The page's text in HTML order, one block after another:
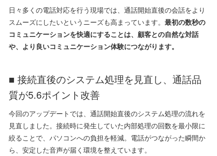
日々多くの電話対応を行う現場では、通話開始直後の会話をより
スムーズにしたいというニーズも高まっています。最初の数秒の
コミュニケーションを快適にすることは、顧客との自然な対話
や、より良いコミュニケーション体験につながります。
■ 接続直後のシステム処理を見直し、通話品
質が5.6ポイント改善
今回のアップデートでは、通話開始直後のシステム処理の流れを
見直しました。接続時に発生していた内部処理の回数を最小限に
絞ることで、パソコンへの負担を軽減。電話がつながった瞬間か
ら、安定した音声が届く環境を整えています。